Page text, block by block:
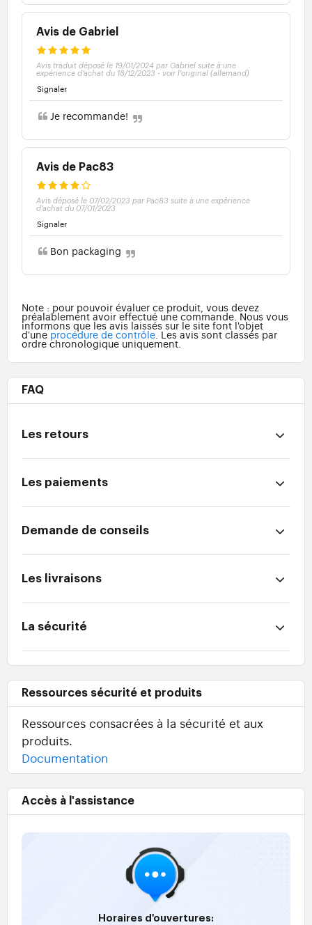
Avis de Gabriel
Avis traduit déposé le 19/01/2024 par Gabriel suite à une
expérience d'achat du 18/12/2023 - voir l'original (allemand)
Signaler
Je recommande!
Avis de Pac83
Avis déposé le 07/02/2023 par Pac83 suite à une expérience
d'achat du 07/01/2023
Signaler
Bon packaging
Note : pour pouvoir évaluer ce produit, vous devez
préalablement avoir effectué une commande. Nous vous
informons que les avis laissés sur le site font l'objet
d'une procédure de contrôle . Les avis sont classés par
ordre chronologique uniquement.
FAQ
Les retours
Les paiements
Demande de conseils
Les livraisons
La sécurité
Ressources sécurité et produits
Ressources consacrées à la sécurité et aux
produits.
Documentation
Accès à l'assistance
Horaires d'ouvertures: